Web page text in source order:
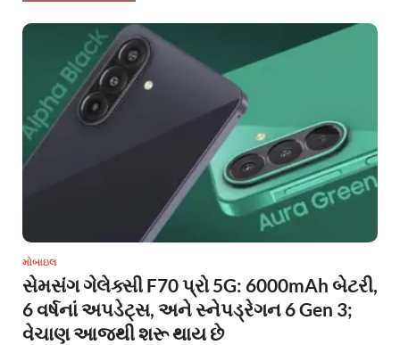
મોબાઇલ
સેમસંગ ગેલેક્સી F70 પ્રો 5G: 6000mAh બેટરી,
6 વર્ષનાં અપડેટ્સ, અને સ્નેપડ્રેગન 6 Gen 3;
વેચાણ આજથી શરૂ થાય છે